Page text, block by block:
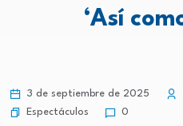
‘Así
3 de septiembre de 2025
Espectáculos
0